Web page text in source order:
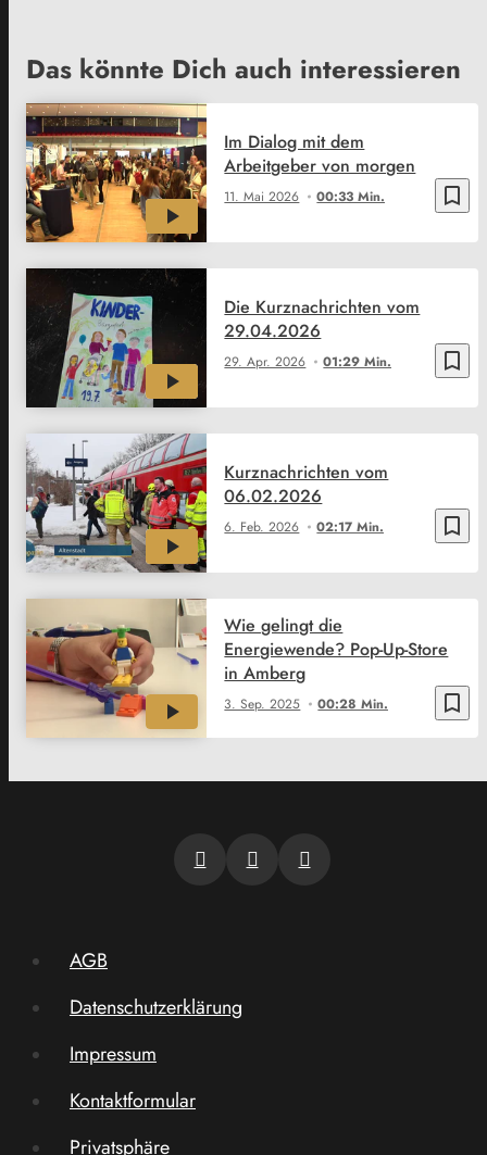
Das könnte Dich auch interessieren
bookmark_border
11. Mai 2026 00:33 Min.
Im Dialog mit dem
Arbeitgeber von morgen
bookmark_border
29. Apr. 2026 01:29 Min.
Die Kurznachrichten vom
29.04.2026
bookmark_border
6. Feb. 2026 02:17 Min.
Kurznachrichten vom
06.02.2026
bookmark_border
3. Sep. 2025 00:28 Min.
Wie gelingt die
Energiewende? Pop-Up-Store
in Amberg
AGB
Datenschutzerklärung
Impressum
Kontaktformular
Privatsphäre